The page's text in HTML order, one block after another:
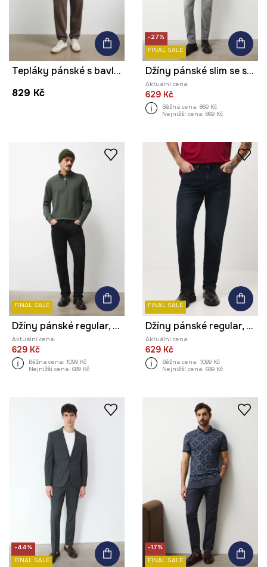
Tepláky pánské s bavlnou
829 Kč
-27%
FINAL SALE
Džíny pánské slim se sepraným efektem
Aktuální cena:
629 Kč
Běžná cena: 869 Kč
Nejnižší cena: 869 Kč
FINAL SALE
Džíny pánské regular, se sepraným efektem
Aktuální cena:
629 Kč
Běžná cena: 1099 Kč
Nejnižší cena: 689 Kč
FINAL SALE
Džíny pánské regular, se sepraným efektem
Aktuální cena:
629 Kč
Běžná cena: 1099 Kč
Nejnižší cena: 689 Kč
-44%
FINAL SALE
-17%
FINAL SALE